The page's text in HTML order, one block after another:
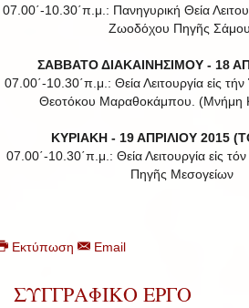
07.00΄-10.30΄π.μ.: Πανηγυρική Θεία
Ζωοδόχου Πηγῆς Σάμου.
ΣΑΒΒΑΤΟ ΔΙΑΚΑΙΝΗΣΙΜΟΥ - 18
07.00΄-10.30΄π.μ.: Θεία Λειτουργία εἰς
Θεοτόκου Μαραθοκάμπου. (Μνήμη
ΚΥΡΙΑΚΗ - 19 ΑΠΡΙΛΙΟΥ 2015
07.00΄-10.30΄π.μ.: Θεία Λειτουργία εἰς
Πηγῆς Μεσογείων
Εκτύπωση Email
ΣΥΓΓΡΑΦΙΚΟ ΕΡΓΟ